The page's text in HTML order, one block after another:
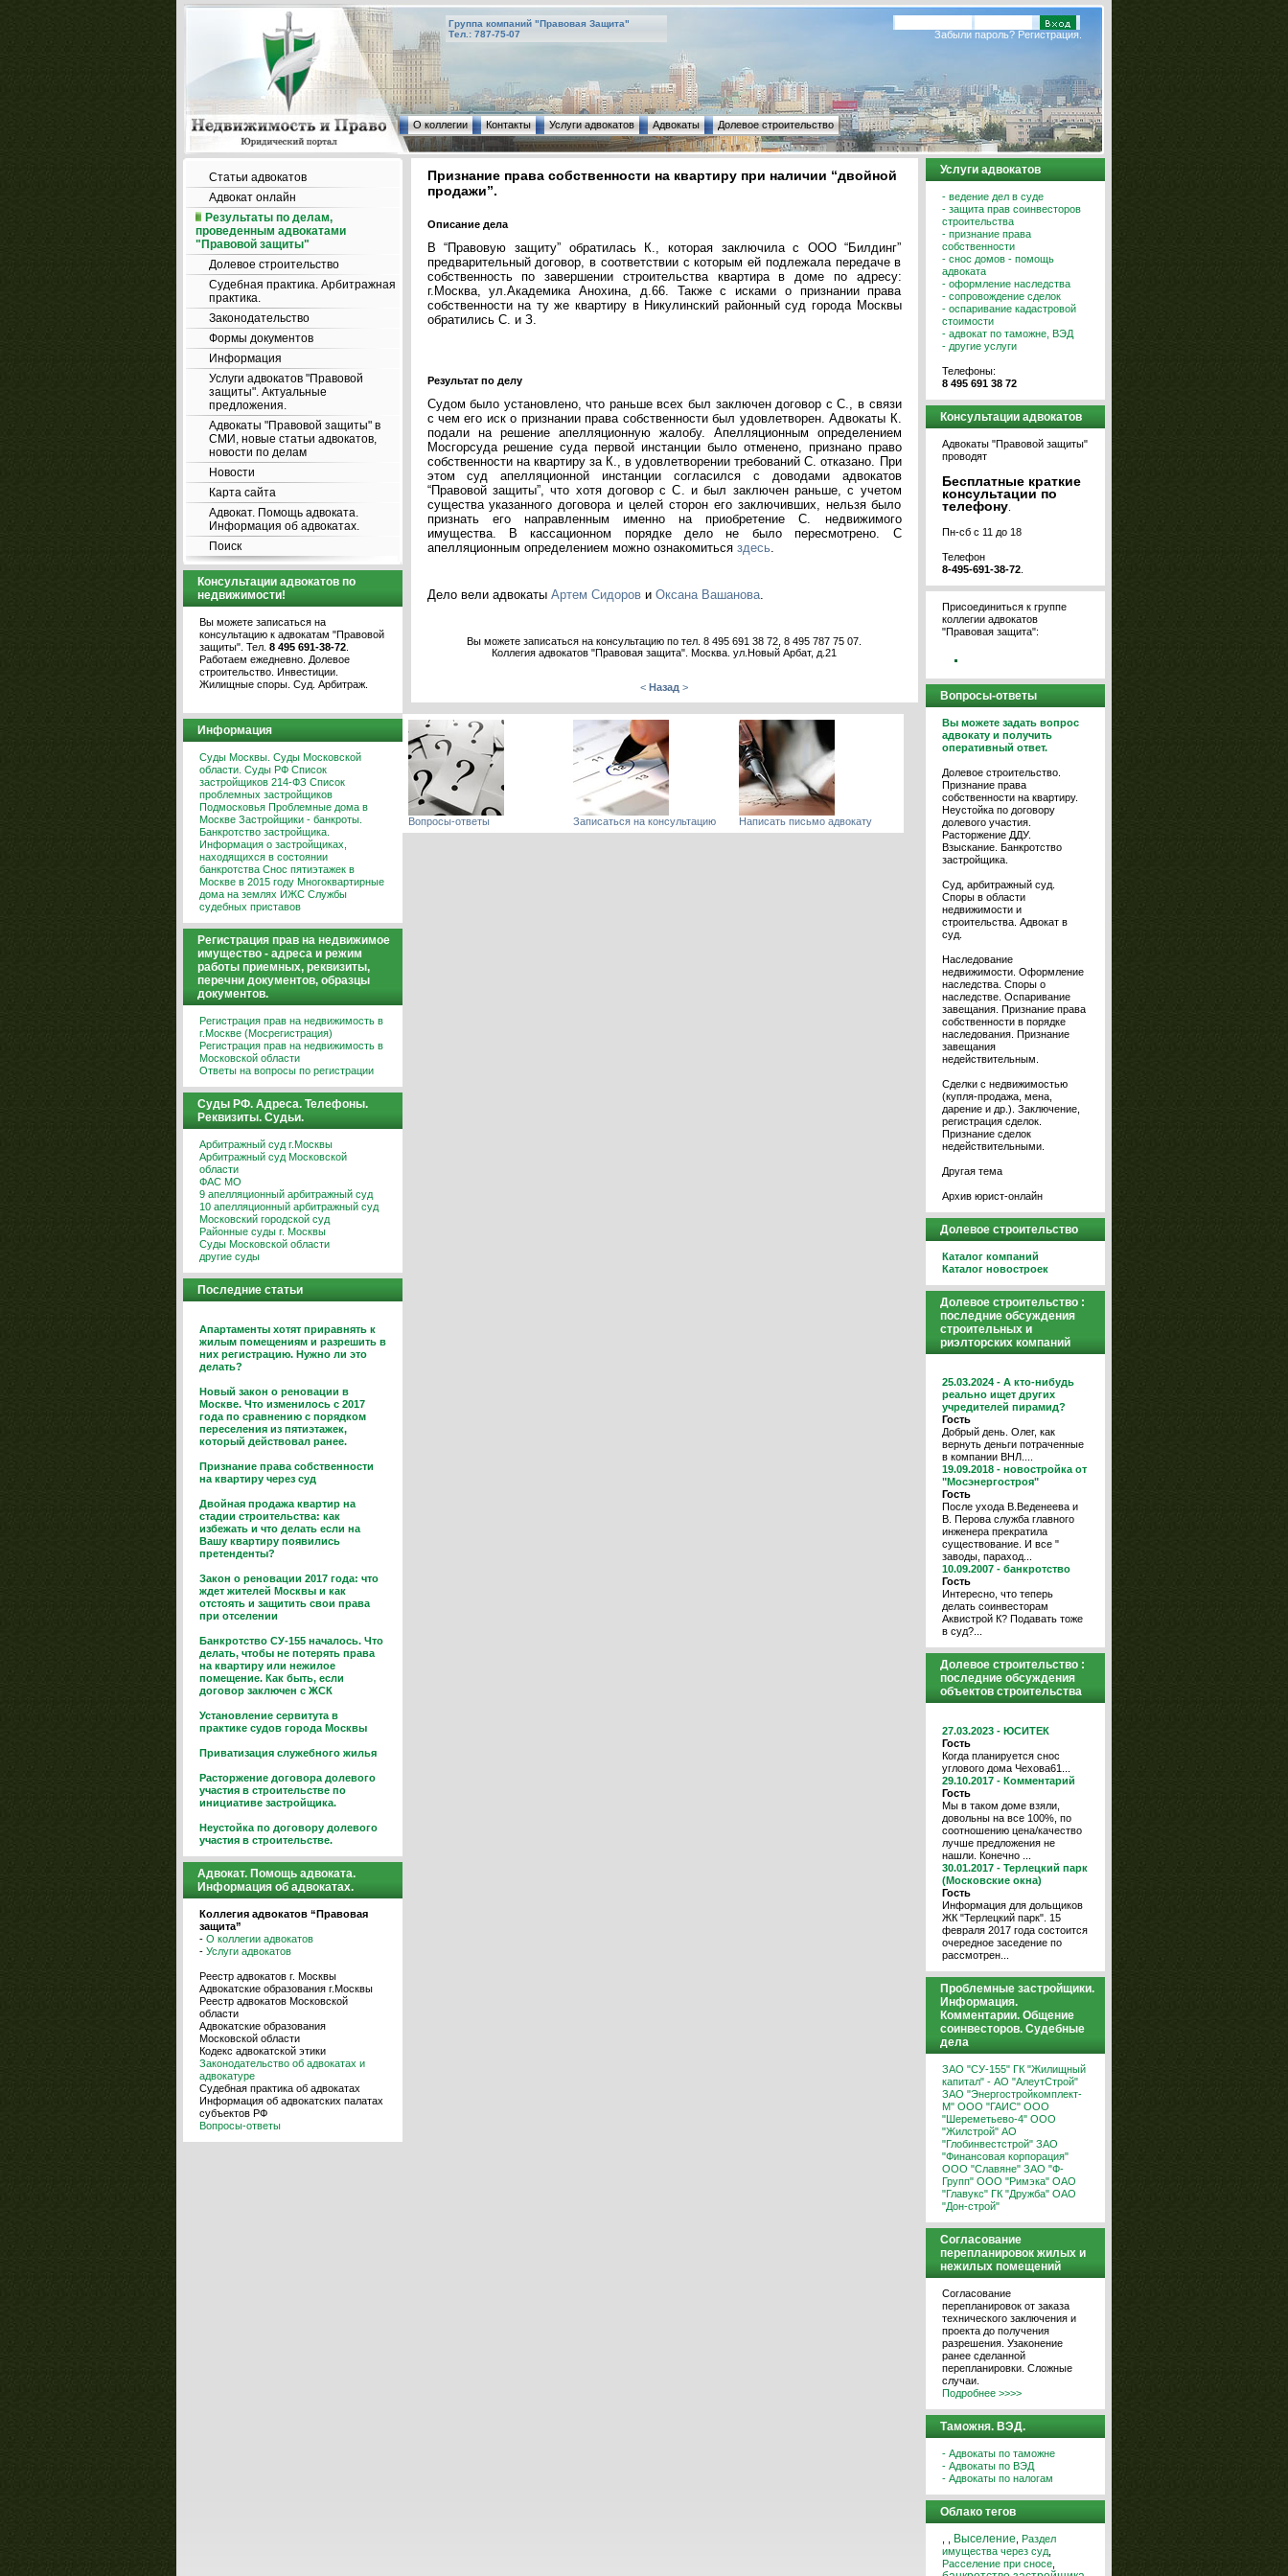
Группа компаний "Правовая Защита"
Тел.: 787-75-07
Забыли пароль? Регистрация.
О коллегии Контакты Услуги адвокатов Адвокаты Долевое строительство
Статьи адвокатов
Адвокат онлайн
Результаты по делам,
проведенным адвокатами
"Правовой защиты"
Долевое строительство
Судебная практика. Арбитражная
практика.
Законодательство
Формы документов
Информация
Услуги адвокатов "Правовой
защиты". Актуальные
предложения.
Адвокаты "Правовой защиты" в
СМИ, новые статьи адвокатов,
новости по делам
Новости
Карта сайта
Адвокат. Помощь адвоката.
Информация об адвокатах.
Поиск
Консультации адвокатов по
недвижимости!
Вы можете записаться на
консультацию к адвокатам "Правовой
защиты". Тел. 8 495 691-38-72
Работаем ежедневно. Долевое
строительство. Инвестиции.
Жилищные споры. Суд. Арбитраж.
Информация
Суды Москвы. Суды Московской
области. Суды РФ Список
застройщиков 214-ФЗ Список
проблемных застройщиков
Подмосковья Проблемные дома в
Москве Застройщики - банкроты.
Банкротство застройщика.
Информация о застройщиках,
находящихся в состоянии
банкротства Снос пятиэтажек в
Москве в 2015 году Многоквартирные
дома на землях ИЖС Службы
судебных приставов
Регистрация прав на недвижимое
имущество - адреса и режим
работы приемных, реквизиты,
перечни документов, образцы
документов.
Регистрация прав на недвижимость в
г.Москве (Мосрегистрация)
Регистрация прав на недвижимость в
Московской области
Ответы на вопросы по регистрации
Суды РФ. Адреса. Телефоны.
Реквизиты. Судьи.
Арбитражный суд г.Москвы
Арбитражный суд Московской
области
ФАС МО
9 апелляционный арбитражный суд
10 апелляционный арбитражный суд
Московский городской суд
Районные суды г. Москвы
Суды Московской области
другие суды
Последние статьи
Апартаменты хотят приравнять к
жилым помещениям и разрешить в
них регистрацию. Нужно ли это
делать?
Новый закон о реновации в
Москве. Что изменилось с 2017
года по сравнению с порядком
переселения из пятиэтажек,
который действовал ранее.
Признание права собственности
на квартиру через суд
Двойная продажа квартир на
стадии строительства: как
избежать и что делать если на
Вашу квартиру появились
претенденты?
Закон о реновации 2017 года: что
ждет жителей Москвы и как
отстоять и защитить свои права
при отселении
Банкротство СУ-155 началось. Что
делать, чтобы не потерять права
на квартиру или нежилое
помещение. Как быть, если
договор заключен с ЖСК
Установление сервитута в
практике судов города Москвы
Приватизация служебного жилья
Расторжение договора долевого
участия в строительстве по
инициативе застройщика.
Неустойка по договору долевого
участия в строительстве.
Адвокат. Помощь адвоката.
Информация об адвокатах.
Коллегия адвокатов “Правовая
защита”
- О коллегии адвокатов
- Услуги адвокатов
Реестр адвокатов г. Москвы
Адвокатские образования г.Москвы
Реестр адвокатов Московской
области
Адвокатские образования
Московской области
Кодекс адвокатской этики
Законодательство об адвокатах и
адвокатуре
Судебная практика об адвокатах
Информация об адвокатских палатах
субъектов РФ
Вопросы-ответы
Признание права собственности на квартиру при наличии “двойной
продажи”.
Описание дела
В “Правовую защиту” обратилась К., которая заключила с ООО “Билдинг”
предварительный договор, в соответствии с которым ей подлежала передаче в
собственность по завершении строительства квартира в доме по адресу:
г.Москва, ул.Академика Анохина, д.66. Также с исками о признании права
собственности на ту же квартиру в Никулинский районный суд города Москвы
обратились С. и З.
Результат по делу
Судом было установлено, что раньше всех был заключен договор с С., в связи
с чем его иск о признании права собственности был удовлетворен. Адвокаты К.
подали на решение апелляционную жалобу. Апелляционным определением
Мосгорсуда решение суда первой инстанции было отменено, признано право
собственности на квартиру за К., в удовлетворении требований С. отказано. При
этом суд апелляционной инстанции согласился с доводами адвокатов
“Правовой защиты”, что хотя договор с С. и был заключен раньше, с учетом
существа указанного договора и целей сторон его заключивших, нельзя было
признать его направленным именно на приобретение С. недвижимого
имущества. В кассационном порядке дело не было пересмотрено. С
апелляционным определением можно ознакомиться здесь.
Дело вели адвокаты Артем Сидорови Оксана Вашанова.
Вы можете записаться на консультацию по тел. 8 495 691 38 72, 8 495 787 75 07.
Коллегия адвокатов "Правовая защита". Москва. ул.Новый Арбат, д.21
< Назад >
Вопросы-ответы Записаться на консультацию Написать письмо адвокату
Услуги адвокатов
- ведение дел в суде
- защита прав соинвесторов
строительства
- признание права
собственности
- снос домов - помощь
адвоката
- оформление наследства
- сопровождение сделок
- оспаривание кадастровой
стоимости
- адвокат по таможне, ВЭД
- другие услуги
Телефоны:
8 495 691 38 72
Консультации адвокатов
Адвокаты "Правовой защиты"
проводят
Бесплатные краткие
консультации по
телефону
Пн-сб с 11 до 18
Телефон
8-495-691-38-72
Присоединиться к группе
коллегии адвокатов
"Правовая защита":
Вопросы-ответы
Вы можете задать вопрос
адвокату и получить
оперативный ответ.
Долевое строительство.
Признание права
собственности на квартиру.
Неустойка по договору
долевого участия.
Расторжение ДДУ.
Взыскание. Банкротство
застройщика.
Суд, арбитражный суд.
Споры в области
недвижимости и
строительства. Адвокат в
суд.
Наследование
недвижимости. Оформление
наследства. Споры о
наследстве. Оспаривание
завещания. Признание права
собственности в порядке
наследования. Признание
завещания
недействительным.
Сделки с недвижимостью
(купля-продажа, мена,
дарение и др.). Заключение,
регистрация сделок.
Признание сделок
недействительными.
Другая тема
Архив юрист-онлайн
Долевое строительство
Каталог компаний
Каталог новостроек
Долевое строительство :
последние обсуждения
строительных и
риэлторских компаний
25.03.2024 - А кто-нибудь
реально ищет других
учредителей пирамид?
Гость
Добрый день. Олег, как
вернуть деньги потраченные
в компании ВНЛ....
19.09.2018 - новостройка от
"Мосэнергостроя"
Гость
После ухода В.Веденеева и
В. Перова служба главного
инженера прекратила
существование. И все "
заводы, параход...
10.09.2007 - банкротство
Гость
Интересно, что теперь
делать соинвесторам
Аквистрой К? Подавать тоже
в суд?...
Долевое строительство :
последние обсуждения
объектов строительства
27.03.2023 - ЮСИТЕК
Гость
Когда планируется снос
углового дома Чехова61...
29.10.2017 - Комментарий
Гость
Мы в таком доме взяли,
довольны на все 100%, по
соотношению цена/качество
лучше предложения не
нашли. Конечно ...
30.01.2017 - Терлецкий парк
(Московские окна)
Гость
Информация для дольщиков
ЖК "Терлецкий парк". 15
февраля 2017 года состоится
очередное заседение по
рассмотрен...
Проблемные застройщики.
Информация.
Комментарии. Общение
соинвесторов. Судебные
дела
ЗАО "СУ-155" ГК "Жилищный
капитал" - АО "АлеутСтрой"
ЗАО "Энергостройкомплект-
М" ООО "ГАИС" ООО
"Шереметьево-4" ООО
"Жилстрой" АО
"Глобинвестстрой" ЗАО
"Финансовая корпорация"
ООО "Славяне" ЗАО "Ф-
Групп" ООО "Римэка" ОАО
"Главукс" ГК "Дружба" ОАО
"Дон-строй"
Согласование
перепланировок жилых и
нежилых помещений
Согласование
перепланировок от заказа
технического заключения и
проекта до получения
разрешения. Узаконение
ранее сделанной
перепланировки. Сложные
случаи.
Подробнее >>>>
Таможня. ВЭД.
- Адвокаты по таможне
- Адвокаты по ВЭД
- Адвокаты по налогам
Облако тегов
Выселение Раздел
имущества через суд
Расселение при сносе